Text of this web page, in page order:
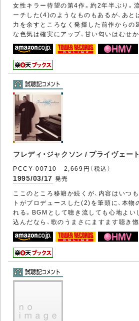
女性キラー待望の第4作。約2年半ぶり。
ーチした(4)のようなものもあるが、あと
力を余すところなく発揮した前作からの
な色気は確実にアップ、甘い匂いはむせか
フレディ・ジャクソン / プライヴェー
PCCY-00710 2,669円（税込）
1995/03/17 発売
ここのところ移籍か続くが、内容はいつ
トがプロデュースした(2)を筆頭に、本物
れる。BGMとして聴き流しても心地よい
込んだなら、歌のうまさにますます聴き